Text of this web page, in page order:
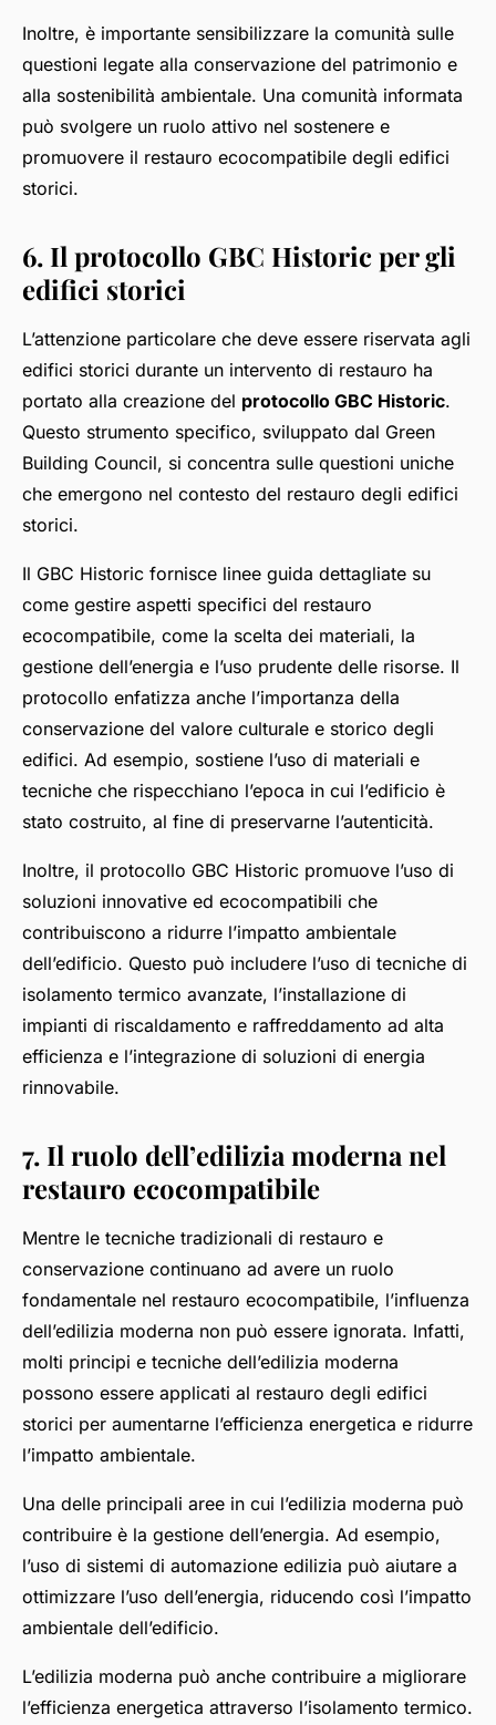
Inoltre, è importante sensibilizzare la comunità sulle
questioni legate alla conservazione del patrimonio e
alla sostenibilità ambientale. Una comunità informata
può svolgere un ruolo attivo nel sostenere e
promuovere il restauro ecocompatibile degli edifici
storici.
6. Il protocollo GBC Historic per gli
edifici storici
L’attenzione particolare che deve essere riservata agli
edifici storici durante un intervento di restauro ha
portato alla creazione del protocollo GBC Historic.
Questo strumento specifico, sviluppato dal Green
Building Council, si concentra sulle questioni uniche
che emergono nel contesto del restauro degli edifici
storici.
Il GBC Historic fornisce linee guida dettagliate su
come gestire aspetti specifici del restauro
ecocompatibile, come la scelta dei materiali, la
gestione dell’energia e l’uso prudente delle risorse. Il
protocollo enfatizza anche l’importanza della
conservazione del valore culturale e storico degli
edifici. Ad esempio, sostiene l’uso di materiali e
tecniche che rispecchiano l’epoca in cui l’edificio è
stato costruito, al fine di preservarne l’autenticità.
Inoltre, il protocollo GBC Historic promuove l’uso di
soluzioni innovative ed ecocompatibili che
contribuiscono a ridurre l’impatto ambientale
dell’edificio. Questo può includere l’uso di tecniche di
isolamento termico avanzate, l’installazione di
impianti di riscaldamento e raffreddamento ad alta
efficienza e l’integrazione di soluzioni di energia
rinnovabile.
7. Il ruolo dell’edilizia moderna nel
restauro ecocompatibile
Mentre le tecniche tradizionali di restauro e
conservazione continuano ad avere un ruolo
fondamentale nel restauro ecocompatibile, l’influenza
dell’edilizia moderna non può essere ignorata. Infatti,
molti principi e tecniche dell’edilizia moderna
possono essere applicati al restauro degli edifici
storici per aumentarne l’efficienza energetica e ridurre
l’impatto ambientale.
Una delle principali aree in cui l’edilizia moderna può
contribuire è la gestione dell’energia. Ad esempio,
l’uso di sistemi di automazione edilizia può aiutare a
ottimizzare l’uso dell’energia, riducendo così l’impatto
ambientale dell’edificio.
L’edilizia moderna può anche contribuire a migliorare
l’efficienza energetica attraverso l’isolamento termico.